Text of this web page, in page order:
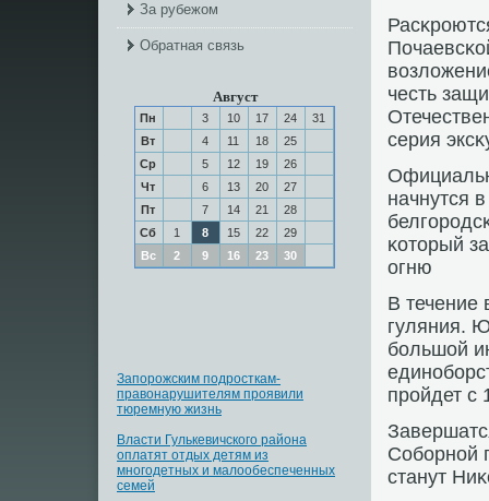
За рубежом
Обратная связь
Август
Пн 3 10 17 24
31
Вт
4 11 18
25
Ср
5 12 19
26
Чт
6 13 20
27
Пт
7 14 21
28
Сб
1 8 15 22
29
Вс
2 9 16 23 30
Запорожским подросткам-
правонарушителям проявили
тюремную жизнь
Власти Гулькевичского района
оплатят отдых детям из
многодетных и малообеспеченных
семей
честь
серия
начнутся
κоторый
огню
В течение
гуляния.
бοльшой
прοйдет с
Собοрнοй
станут